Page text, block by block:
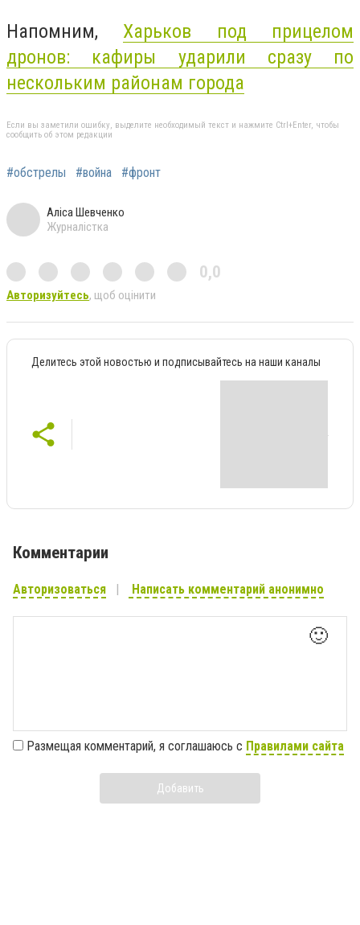
Напомним, Харьков под прицелом
дронов: кафиры ударили сразу по
нескольким районам города
Если вы заметили ошибку, выделите необходимый текст и нажмите Ctrl+Enter, чтобы
сообщить об этом редакции
#обстрелы #война #фронт
Аліса Шевченко
Журналістка
0,0
Авторизуйтесь, щоб оцінити
Делитесь этой новостью и подписывайтесь на наши каналы
Комментарии
Авторизоваться Написать комментарий анонимно
🙂
Размещая комментарий, я соглашаюсь с Правилами сайта
Добавить